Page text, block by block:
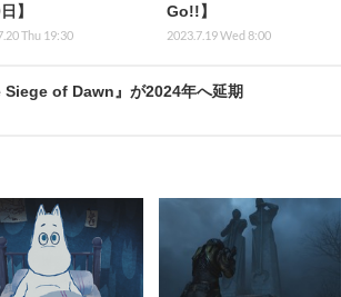
】
Thu 19:30
Go!!】
2023.7.19 Wed 8:00
of Dawn』が2024年へ延期